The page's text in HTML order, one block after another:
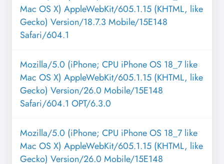
Mac OS X) AppleWebKit/605.1.15 (KHTML, like
Gecko) Version/18.7.3 Mobile/15E148
Safari/604.1
Mozilla/5.0 (iPhone; CPU iPhone OS 18_7 like
Mac OS X) AppleWebKit/605.1.15 (KHTML, like
Gecko) Version/26.0 Mobile/15E148
Safari/604.1 OPT/6.3.0
Mozilla/5.0 (iPhone; CPU iPhone OS 18_7 like
Mac OS X) AppleWebKit/605.1.15 (KHTML, like
Gecko) Version/26.0 Mobile/15E148